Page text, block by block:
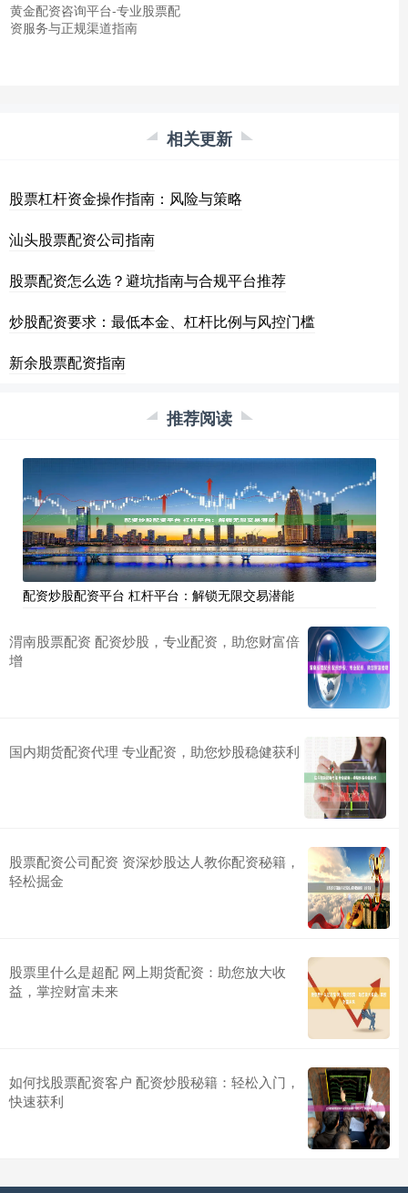
黄金配资咨询平台-专业股票配
资服务与正规渠道指南
相关更新
股票杠杆资金操作指南：风险与策略
汕头股票配资公司指南
股票配资怎么选？避坑指南与合规平台推荐
炒股配资要求：最低本金、杠杆比例与风控门槛
新余股票配资指南
推荐阅读
配资炒股配资平台 杠杆平台：解锁无限交易潜能
渭南股票配资 配资炒股，专业配资，助您财富倍
增
国内期货配资代理 专业配资，助您炒股稳健获利
股票配资公司配资 资深炒股达人教你配资秘籍，
轻松掘金
股票里什么是超配 网上期货配资：助您放大收
益，掌控财富未来
如何找股票配资客户 配资炒股秘籍：轻松入门，
快速获利